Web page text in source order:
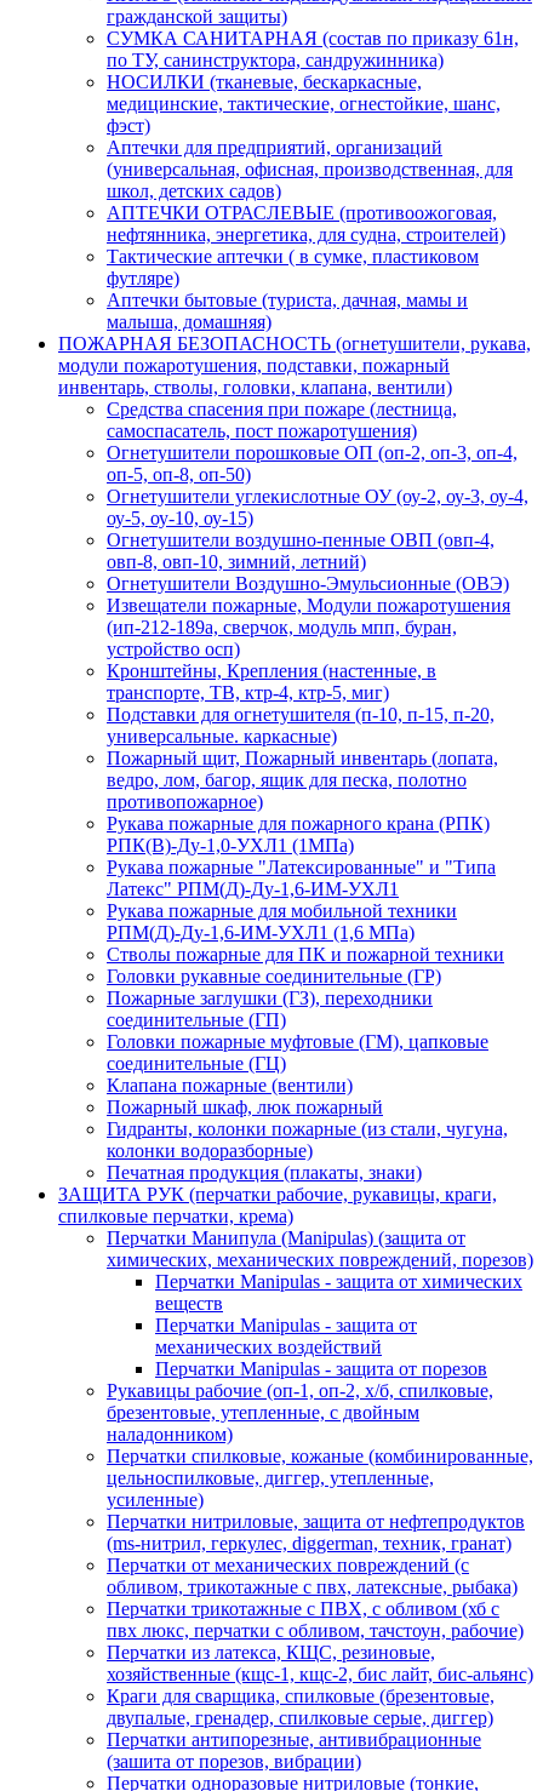
гражданской защиты)
СУМКА САНИТАРНАЯ (состав по приказу 61н,
по ТУ, санинструктора, сандружинника)
НОСИЛКИ (тканевые, бескаркасные,
медицинские, тактические, огнестойкие, шанс,
фэст)
Аптечки для предприятий, организаций
(универсальная, офисная, производственная, для
школ, детских садов)
АПТЕЧКИ ОТРАСЛЕВЫЕ (противоожоговая,
нефтянника, энергетика, для судна, строителей)
Тактические аптечки ( в сумке, пластиковом
футляре)
Аптечки бытовые (туриста, дачная, мамы и
малыша, домашняя)
ПОЖАРНАЯ БЕЗОПАСНОСТЬ (огнетушители, рукава,
модули пожаротушения, подставки, пожарный
инвентарь, стволы, головки, клапана, вентили)
Средства спасения при пожаре (лестница,
самоспасатель, пост пожаротушения)
Огнетушители порошковые ОП (оп-2, оп-3, оп-4,
оп-5, оп-8, оп-50)
Огнетушители углекислотные ОУ (оу-2, оу-3, оу-4,
оу-5, оу-10, оу-15)
Огнетушители воздушно-пенные ОВП (овп-4,
овп-8, овп-10, зимний, летний)
Огнетушители Воздушно-Эмульсионные (ОВЭ)
Извещатели пожарные, Модули пожаротушения
(ип-212-189а, сверчок, модуль мпп, буран,
устройство осп)
Кронштейны, Крепления (настенные, в
транспорте, ТВ, ктр-4, ктр-5, миг)
Подставки для огнетушителя (п-10, п-15, п-20,
универсальные. каркасные)
Пожарный щит, Пожарный инвентарь (лопата,
ведро, лом, багор, ящик для песка, полотно
противопожарное)
Рукава пожарные для пожарного крана (РПК)
РПК(В)-Ду-1,0-УХЛ1 (1МПа)
Рукава пожарные "Латексированные" и "Типа
Латекс" РПМ(Д)-Ду-1,6-ИМ-УХЛ1
Рукава пожарные для мобильной техники
РПМ(Д)-Ду-1,6-ИМ-УХЛ1 (1,6 МПа)
Стволы пожарные для ПК и пожарной техники
Головки рукавные соединительные (ГР)
Пожарные заглушки (ГЗ), переходники
соединительные (ГП)
Головки пожарные муфтовые (ГМ), цапковые
соединительные (ГЦ)
Клапана пожарные (вентили)
Пожарный шкаф, люк пожарный
Гидранты, колонки пожарные (из стали, чугуна,
колонки водоразборные)
Печатная продукция (плакаты, знаки)
ЗАЩИТА РУК (перчатки рабочие, рукавицы, краги,
спилковые перчатки, крема)
Перчатки Манипула (Manipulas) (защита от
химических, механических повреждений, порезов)
Перчатки Manipulas - защита от химических
веществ
Перчатки Manipulas - защита от
механических воздействий
Перчатки Manipulas - защита от порезов
Рукавицы рабочие (оп-1, оп-2, х/б, спилковые,
брезентовые, утепленные, с двойным
наладонником)
Перчатки спилковые, кожаные (комбинированные,
цельноспилковые, диггер, утепленные,
усиленные)
Перчатки нитриловые, защита от нефтепродуктов
(ms-нитрил, геркулес, diggerman, техник, гранат)
Перчатки от механических повреждений (с
обливом, трикотажные с пвх, латексные, рыбака)
Перчатки трикотажные с ПВХ, с обливом (хб с
пвх люкс, перчатки с обливом, тачстоун, рабочие)
Перчатки из латекса, КЩС, резиновые,
хозяйственные (кщс-1, кщс-2, бис лайт, бис-альянс)
Краги для сварщика, спилковые (брезентовые,
двупалые, гренадер, спилковые серые, диггер)
Перчатки антипорезные, антивибрационные
(зашита от порезов, вибрации)
Перчатки одноразовые нитриловые (тонкие,